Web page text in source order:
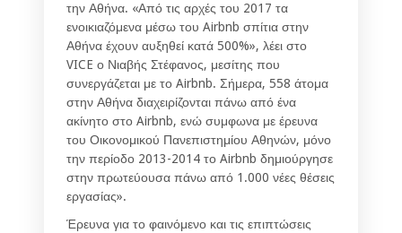
την Αθήνα. «Από τις αρχές του 2017 τα
ενοικιαζόμενα μέσω του Airbnb σπίτια στην
Αθήνα έχουν αυξηθεί κατά 500%», λέει στο
VICE ο Νιαβής Στέφανος, μεσίτης που
συνεργάζεται με το Airbnb. Σήμερα, 558 άτομα
στην Αθήνα διαχειρίζονται πάνω από ένα
ακίνητο στο Airbnb, ενώ συμφωνα με έρευνα
του Οικονομικού Πανεπιστημίου Αθηνών, μόνο
την περίοδο 2013-2014 το Airbnb δημιούργησε
στην πρωτεύουσα πάνω από 1.000 νέες θέσεις
εργασίας».
Έρευνα για το φαινόμενο και τις επιπτώσεις